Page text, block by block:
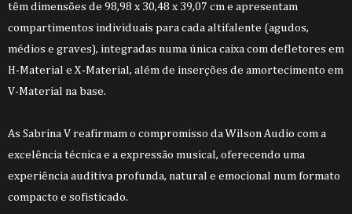
têm dimensões de 98,98 x 30,48 x 39,07 cm e apresentam
compartimentos individuais para cada altifalente (agudos,
médios e graves), integradas numa única caixa com defletores em
H-Material e X-Material, além de inserções de amortecimento em
V-Material na base.
As Sabrina V reafirmam o compromisso da Wilson Audio com a
excelência técnica e a expressão musical, oferecendo uma
experiência auditiva profunda, natural e emocional num formato
compacto e sofisticado.